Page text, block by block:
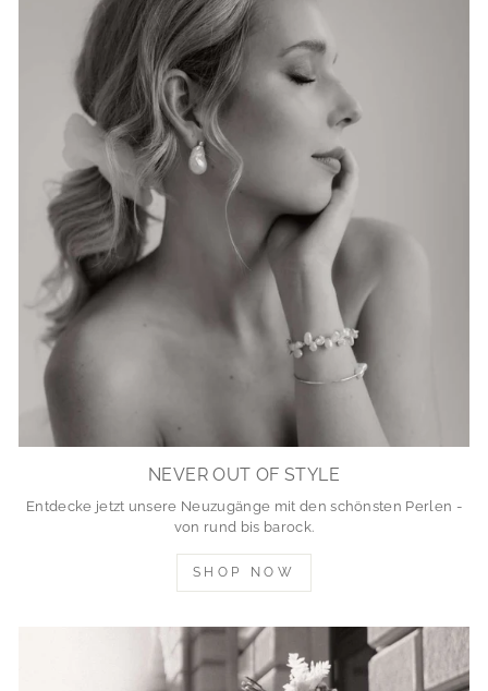
NEVER OUT OF STYLE
Entdecke jetzt unsere Neuzugänge mit den schönsten Perlen -
von rund bis barock.
SHOP NOW